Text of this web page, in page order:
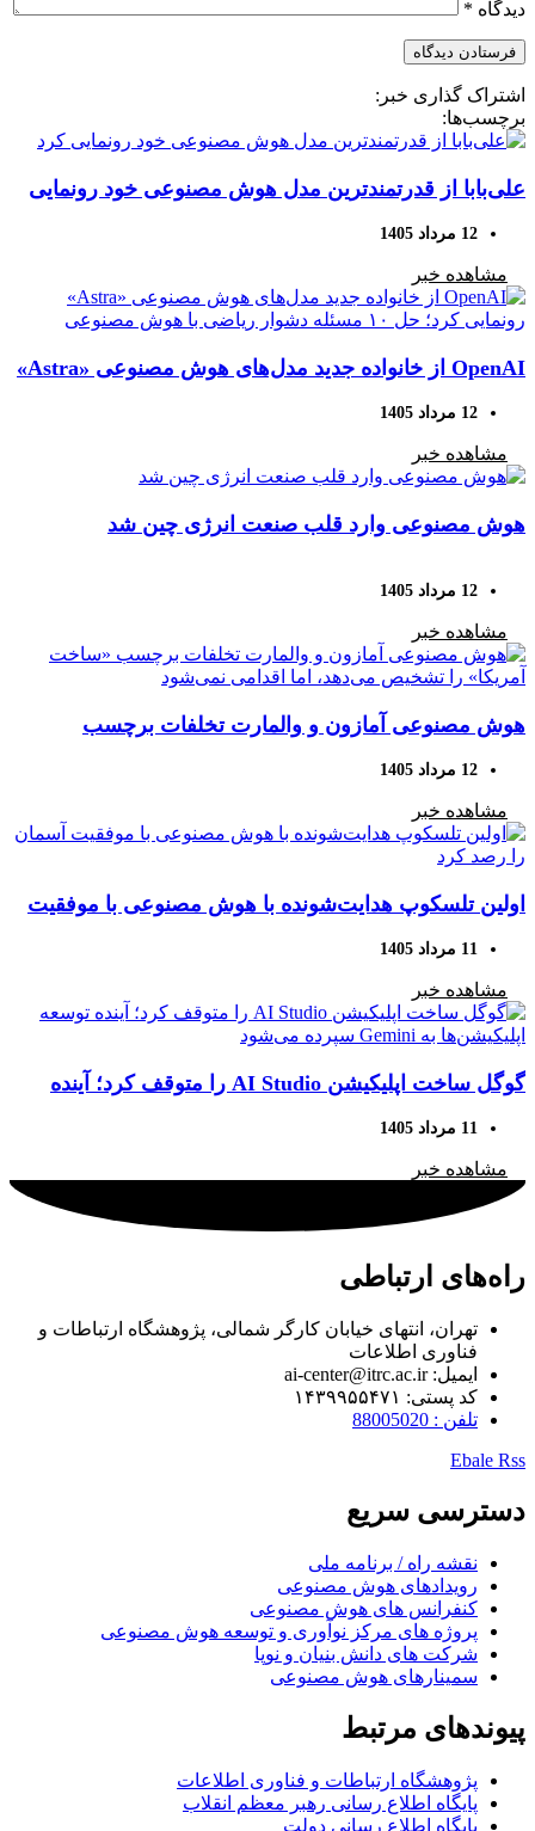
دیدگاه *
اشتراک گذاری خبر:
برچسب‌ها:
علی‌بابا از قدرتمندترین مدل هوش مصنوعی خود رونمایی
12 مرداد 1405
مشاهده خبر
OpenAI از خانواده جدید مدل‌های هوش مصنوعی «Astra»
12 مرداد 1405
مشاهده خبر
هوش مصنوعی وارد قلب صنعت انرژی چین شد
12 مرداد 1405
مشاهده خبر
هوش مصنوعی آمازون و والمارت تخلفات برچسب
«ساخت آمریکا» را تشخیص می‌دهد، اما اقدامی نمی‌شود
12 مرداد 1405
مشاهده خبر
اولین تلسکوپ هدایت‌شونده با هوش مصنوعی با موفقیت
آسمان را رصد کرد
11 مرداد 1405
مشاهده خبر
گوگل ساخت اپلیکیشن AI Studio را متوقف کرد؛ آینده
توسعه اپلیکیشن‌ها به Gemini سپرده می‌شود
11 مرداد 1405
مشاهده خبر
راه‌های ارتباطی
تهران، انتهای خیابان کارگر شمالی، پژوهشگاه ارتباطات و
فناوری اطلاعات
ایمیل: ai-center@itrc.ac.ir
کد پستی: ۱۴۳۹۹۵۵۴۷۱
تلفن : 88005020
Ebale Rss
دسترسی سریع
نقشه راه / برنامه ملی
رویدادهای هوش مصنوعی
کنفرانس های هوش مصنوعی
پروژه های مرکز نوآوری و توسعه هوش مصنوعی
شرکت های دانش بنیان و نوپا
سمینارهای هوش مصنوعی
پیوندهای مرتبط
پژوهشگاه ارتباطات و فناوری اطلاعات
پایگاه اطلاع رسانی رهبر معظم انقلاب
پایگاه اطلاع رسانی دولت